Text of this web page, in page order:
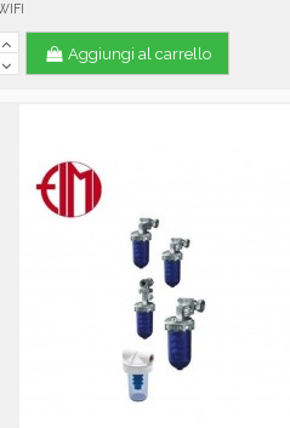
Aggiungi al carrello